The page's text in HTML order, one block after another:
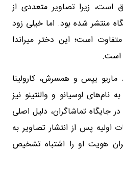
زیرا تصاویر متعددی از
منتشر شده بود. اما خیلی زود
است؛ این دختر میراندا
است.
فرزند ماریو یپس و همسرش، کارولینا
لوسیانو و والنتینو نیز
جایگاه تماشاگران، دلیل اصلی
اولیه پس از انتشار تصاویر به
هویت او را اشتباه تشخیص